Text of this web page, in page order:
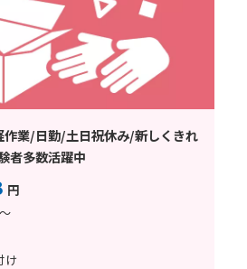
作業/日勤/土日祝休み/新しくきれ
者多数活躍中
円
け